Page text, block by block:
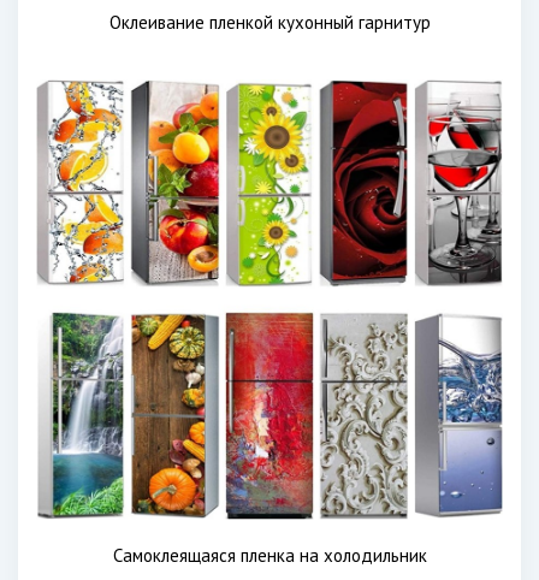
Оклеивание пленкой кухонный гарнитур
Самоклеящаяся пленка на холодильник